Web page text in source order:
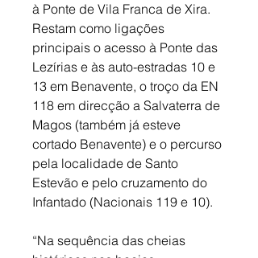
à Ponte de Vila Franca de Xira.
Restam como ligações
principais o acesso à Ponte das
Lezírias e às auto-estradas 10 e
13 em Benavente, o troço da EN
118 em direcção a Salvaterra de
Magos (também já esteve
cortado Benavente) e o percurso
pela localidade de Santo
Estevão e pelo cruzamento do
Infantado (Nacionais 119 e 10).
“Na sequência das cheias